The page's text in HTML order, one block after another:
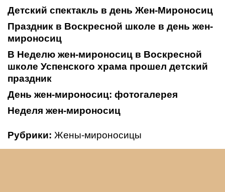
Детский спектакль в день Жен-Мироносиц
Праздник в Воскресной школе в день жен-
мироносиц
В Неделю жен-мироносиц в Воскресной
школе Успенского храма прошел детский
праздник
День жен-мироносиц: фотогалерея
Неделя жен-мироносиц
Рубрики: Жены-мироносицы